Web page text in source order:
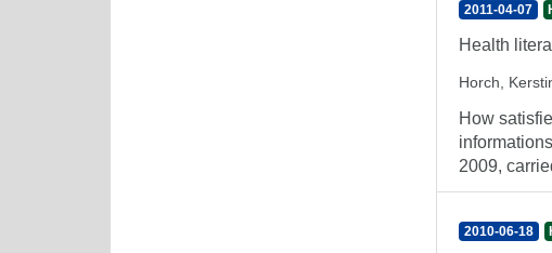
2011-04-07
Health
Horch,
How
2009,
2010-06-18